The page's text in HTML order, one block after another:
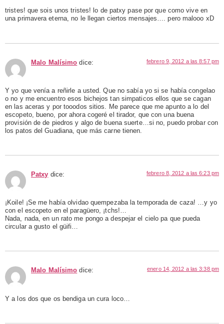
tristes! que sois unos tristes! lo de patxy pase por que como vive en
una primavera eterna, no le llegan ciertos mensajes…. pero malooo xD
Malo Malísimo dice: febrero 9, 2012 a las 8:57 pm
Y yo que venía a reñirle a usted. Que no sabía yo si se había congelao
o no y me encuentro esos bichejos tan simpaticos ellos que se cagan
en las aceras y por tooodos sitios. Me parece que me apunto a lo del
escopeto, bueno, por ahora cogeré el tirador, que con una buena
provisión de de piedros y algo de buena suerte…si no, puedo probar con
los patos del Guadiana, que más carne tienen.
Patxy dice: febrero 8, 2012 a las 6:23 pm
¡Koile! ¡Se me había olvidao quempezaba la temporada de caza! …y yo
con el escopeto en el paragüero, ¡tchs!…
Nada, nada, en un rato me pongo a despejar el cielo pa que pueda
circular a gusto el güifi…
Malo Malísimo dice: enero 14, 2012 a las 3:38 pm
Y a los dos que os bendiga un cura loco…